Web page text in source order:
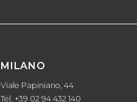
MILANO
Viale Papiniano, 44
Tel. +39 02 94 432 140